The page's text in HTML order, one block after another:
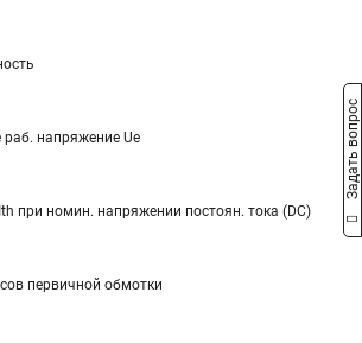
раб. напряжение Ue
при номин. напряжении постоян. тока (DC)
первичной обмотки
Задать вопрос